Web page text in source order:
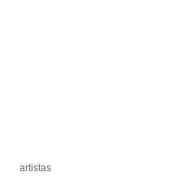
artistas
artistas